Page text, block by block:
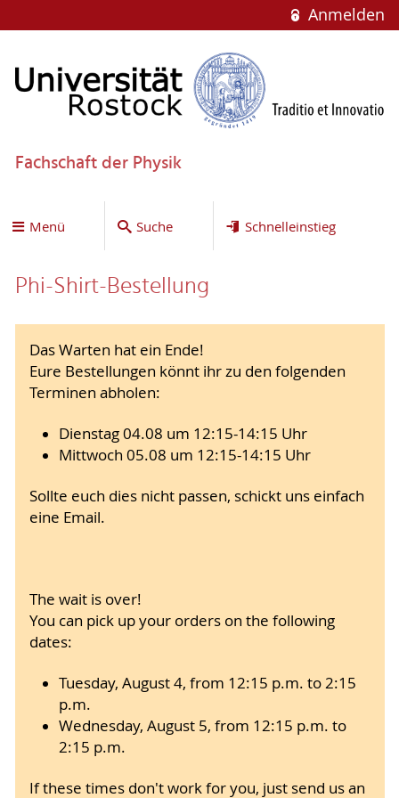
Anmelden
Fachschaft der Physik
Menü Suche Schnelleinstieg
Phi-Shirt-Bestellung
Das Warten hat ein Ende!
Eure Bestellungen könnt ihr zu den folgenden
Terminen abholen:
Dienstag 04.08 um 12:15-14:15 Uhr
Mittwoch 05.08 um 12:15-14:15 Uhr
Sollte euch dies nicht passen, schickt uns einfach
eine Email.
The wait is over!
You can pick up your orders on the following
dates:
Tuesday, August 4, from 12:15 p.m. to 2:15
p.m.
Wednesday, August 5, from 12:15 p.m. to
2:15 p.m.
If these times don't work for you, just send us an